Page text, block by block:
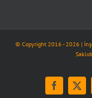
© Copyright 2016 - 2026 |
Facebook
X